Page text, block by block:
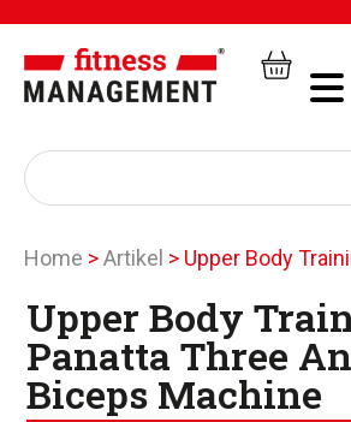
Home >Artikel > Upper Body
Upper Body
Panatta Three
Biceps Machine